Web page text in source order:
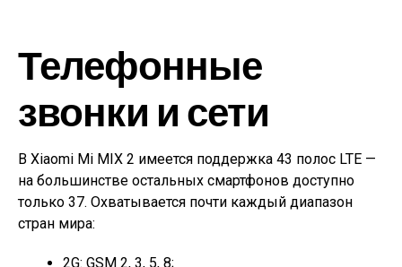
Телефонные
звонки и сети
В Xiaomi Mi MIX 2 имеется поддержка 43 полос LTE —
на большинстве остальных смартфонов доступно
только 37. Охватывается почти каждый диапазон
стран мира:
2G: GSM 2, 3, 5, 8;